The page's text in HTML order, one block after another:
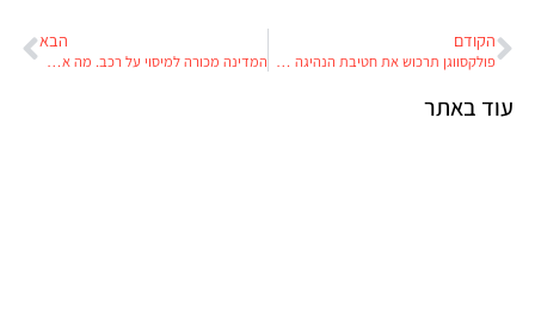
הקודם
פולקסווגן תרכוש את חטיבת הנהיגה האוטונומית של וואווי
הבא
המדינה מכורה למיסוי על רכב. מה אפשר לעשות?
עוד באתר